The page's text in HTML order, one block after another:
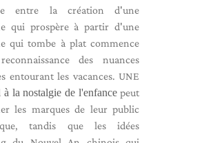
entre la création d'une
qui prospère à partir d'une
qui tombe à plat commence
des nuances
entourant les vacances. UNE
la nostalgie de l'enfance peut
les marques de leur public
tandis que les idées